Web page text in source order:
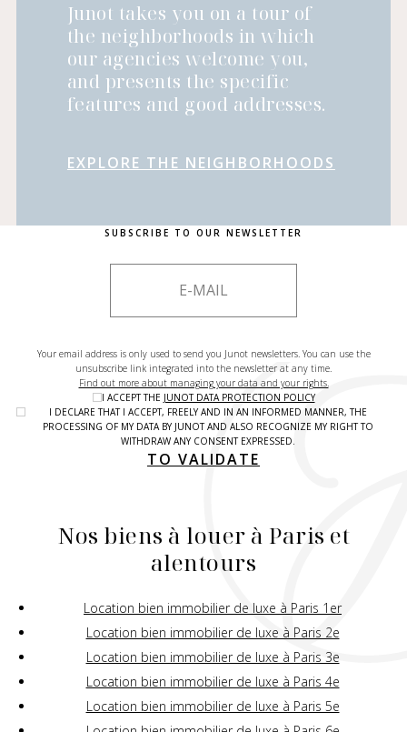
Junot takes you on a tour of
the neighborhoods in which
our agencies welcome you,
and presents the specific
features and good addresses.
EXPLORE THE NEIGHBORHOODS
SUBSCRIBE TO OUR NEWSLETTER
Your email address is only used to send you Junot newsletters. You can use the
unsubscribe link integrated into the newsletter at any time.
Find out more about managing your data and your rights.
I ACCEPT THE JUNOT DATA PROTECTION POLICY
I DECLARE THAT I ACCEPT, FREELY AND IN AN INFORMED MANNER, THE
PROCESSING OF MY DATA BY JUNOT AND ALSO RECOGNIZE MY RIGHT TO
WITHDRAW ANY CONSENT EXPRESSED.
TO VALIDATE
Nos biens à louer à Paris et
alentours
Location bien immobilier de luxe à Paris 1er
Location bien immobilier de luxe à Paris 2e
Location bien immobilier de luxe à Paris 3e
Location bien immobilier de luxe à Paris 4e
Location bien immobilier de luxe à Paris 5e